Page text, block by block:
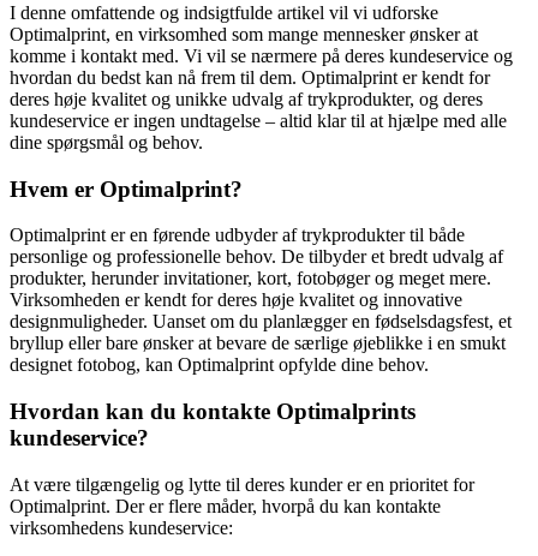
I denne omfattende og indsigtfulde artikel vil vi udforske
Optimalprint, en virksomhed som mange mennesker ønsker at
komme i kontakt med. Vi vil se nærmere på deres kundeservice og
hvordan du bedst kan nå frem til dem. Optimalprint er kendt for
deres høje kvalitet og unikke udvalg af trykprodukter, og deres
kundeservice er ingen undtagelse – altid klar til at hjælpe med alle
dine spørgsmål og behov.
Hvem er Optimalprint?
Optimalprint er en førende udbyder af trykprodukter til både
personlige og professionelle behov. De tilbyder et bredt udvalg af
produkter, herunder invitationer, kort, fotobøger og meget mere.
Virksomheden er kendt for deres høje kvalitet og innovative
designmuligheder. Uanset om du planlægger en fødselsdagsfest, et
bryllup eller bare ønsker at bevare de særlige øjeblikke i en smukt
designet fotobog, kan Optimalprint opfylde dine behov.
Hvordan kan du kontakte Optimalprints
kundeservice?
At være tilgængelig og lytte til deres kunder er en prioritet for
Optimalprint. Der er flere måder, hvorpå du kan kontakte
virksomhedens kundeservice: